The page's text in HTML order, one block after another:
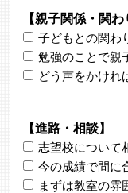
【親子関係・関わ
子どもとの関わ
勉強のことで親
どう声をかけれ
【進路・相談】
志望校について
今の成績で間に
まずは教室の雰